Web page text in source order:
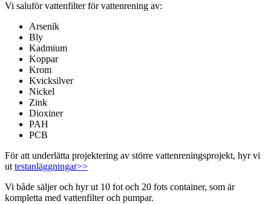
Vi saluför vattenfilter för vattenrening av:
Arsenik
Bly
Kadmium
Koppar
Krom
Kvicksilver
Nickel
Zink
Dioxiner
PAH
PCB
För att underlätta projektering av större vattenreningsprojekt, hyr vi
ut testanläggningar>>
Vi både säljer och hyr ut 10 fot och 20 fots container, som är
kompletta med vattenfilter och pumpar.